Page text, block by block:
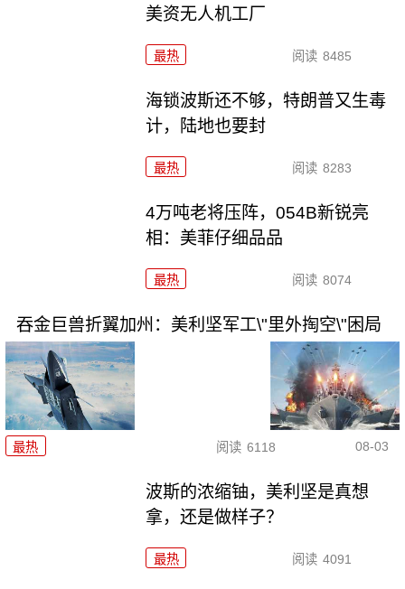
美资无人机工厂
最热 阅读 8485
海锁波斯还不够，特朗普又生毒
计，陆地也要封
最热 阅读 8283
4万吨老将压阵，054B新锐亮
相：美菲仔细品品
最热 阅读 8074
吞金巨兽折翼加州：美利坚军工\"里外掏空\"困局
最热 阅读 6118 08-03
波斯的浓缩铀，美利坚是真想
拿，还是做样子？
最热 阅读 4091